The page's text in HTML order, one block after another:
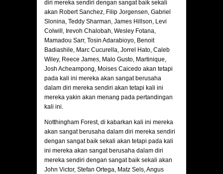
diri mereka sendiri dengan sangat baik sekali
akan Robert Sanchez, Filip Jorgensen, Gabriel
Slonina, Teddy Sharman, James Hillson, Levi
Colwill, Irevoh Chalobah, Wesley Fotana,
Mamadou Sarr, Tosin Adarabioyo, Benoit
Badiashile, Marc Cucurella, Jorrel Hato, Caleb
Wiley, Reece James, Malo Gusto, Martinique,
Josh Acheampong, Moises Caicedo akan tetapi
pada kali ini mereka akan sangat berusaha
dalam diri mereka sendiri akan tetapi kali ini
mereka yakin akan menang pada pertandingan
kali ini.
Notthingham Forest, di kabarkan kali ini mereka
akan sangat berusaha dalam diri mereka sendiri
dengan sangat baik sekali akan tetapi pada kali
ini mereka akan sangat berusaha dalam diri
mereka sendiri dengan sangat baik sekali akan
John Victor, Stefan Ortega, Matz Sels, Angus